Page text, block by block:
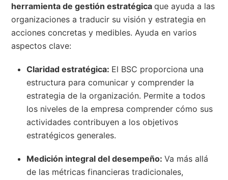
herramienta de gestión estratégicaque ayuda a las
organizaciones a traducir su visión y estrategia en
acciones concretas y medibles. Ayuda en varios
aspectos clave:
Claridad estratégica: El BSC proporciona una
estructura para comunicar y comprender la
estrategia de la organización. Permite a todos
los niveles de la empresa comprender cómo sus
actividades contribuyen a los objetivos
estratégicos generales.
Medición integral del desempeño:Va más allá
de las métricas financieras tradicionales,